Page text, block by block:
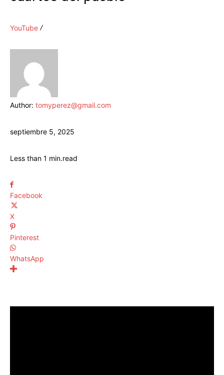
YouTube
Author: tomyperez@gmail.com
septiembre 5, 2025
Less than 1 min.read
Facebook
X
Pinterest
WhatsApp